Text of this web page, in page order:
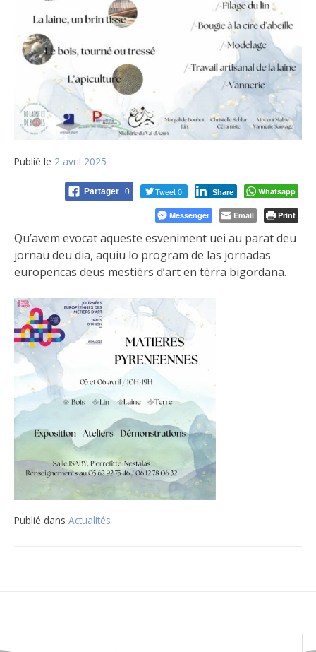
Publié le 2 avril 2025
Partager 0 Tweet 0 Share Whatsapp
Messenger Email Print
Qu’avem evocat aqueste esveniment uei au parat deu
jornau deu dia, aquiu lo program de las jornadas
europencas deus mestièrs d’art en tèrra bigordana.
Publié dans Actualités